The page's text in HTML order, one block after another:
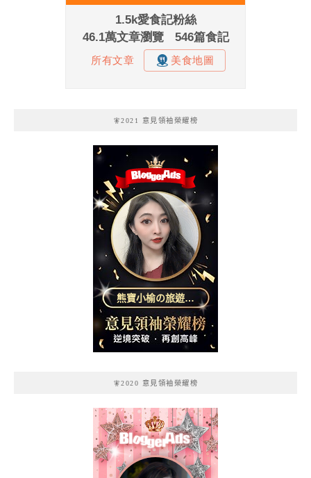
🧚2021 意見領袖榮耀榜
熊寶小榆の旅遊日
記
🧚2020 意見領袖榮耀榜